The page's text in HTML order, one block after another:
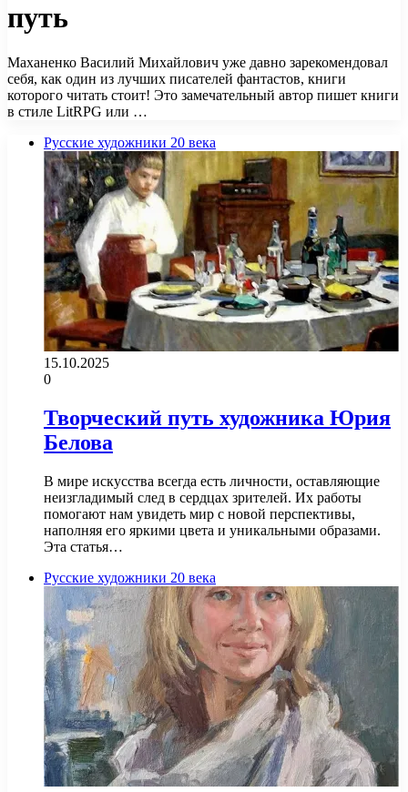
путь
Маханенко Василий Михайлович уже давно зарекомендовал
себя, как один из лучших писателей фантастов, книги
которого читать стоит! Это замечательный автор пишет книги
в стиле LitRPG или …
Русские художники 20 века
15.10.2025
0
Творческий путь художника Юрия
Белова
В мире искусства всегда есть личности, оставляющие
неизгладимый след в сердцах зрителей. Их работы
помогают нам увидеть мир с новой перспективы,
наполняя его яркими цвета и уникальными образами.
Эта статья…
Русские художники 20 века